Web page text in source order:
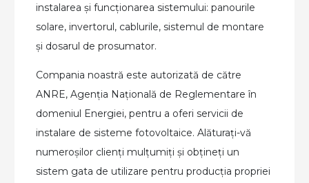
instalarea și funcționarea sistemului: panourile
solare, invertorul, cablurile, sistemul de montare
și dosarul de prosumator.
Compania noastră este autorizată de către
ANRE, Agenția Națională de Reglementare în
domeniul Energiei, pentru a oferi servicii de
instalare de sisteme fotovoltaice. Alăturați-vă
numeroșilor clienți mulțumiți și obțineți un
sistem gata de utilizare pentru producția propriei